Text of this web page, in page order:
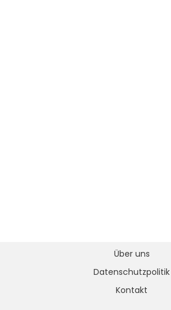
Über uns
Datenschutzpolitik
Kontakt